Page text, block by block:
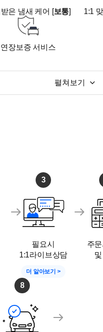
신용카드 결제등
가능합니다.
면 (탁송) 구매 적극 추천!
받지 않습니다.
후 16-1 마을버스 이용하여
김포지점 김근호 매니저 '찾
은 냄새 케어 [보통] 1:1
연장보증 서비스
펼쳐보기
3
필요시
1:1라이브상담
더 알아보기 >
주
8